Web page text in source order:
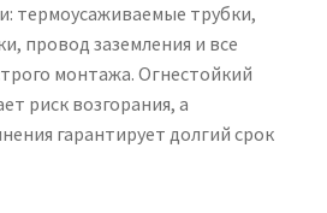
термоусаживаемые трубки,
провод заземления и все
монтажа. Огнестойкий
риск возгорания, а
гарантирует долгий срок